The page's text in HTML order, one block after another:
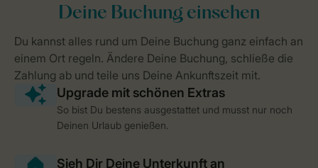
So bist Du bestens ausgestattet und musst nur noch
Deinen Urlaub genießen.